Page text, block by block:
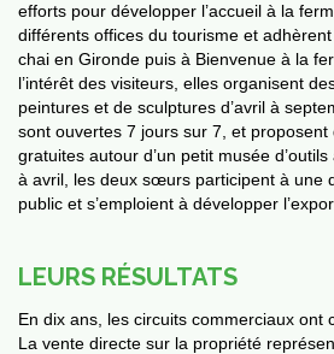
efforts pour développer l’accueil à la
différents offices du tourisme et
chai en Gironde puis à Bienvenue à la
l’intérêt des visiteurs, elles organisent
peintures et de sculptures d’avril à
sont ouvertes 7 jours sur 7, et proposent
gratuites autour d’un petit musée
à avril, les deux sœurs participent à une
public et s’emploient à développer
LEURS RÉSULTATS
En dix ans, les circuits commerciaux ont
La vente directe sur la propriété